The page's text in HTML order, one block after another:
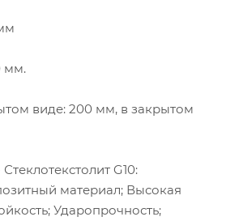
мм.
виде: 200 мм, в закрытом
G10:
материал; Высокая
Ударопрочность;